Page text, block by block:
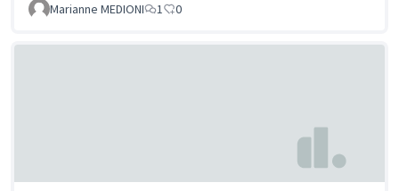
Marianne MEDIONI
1 0